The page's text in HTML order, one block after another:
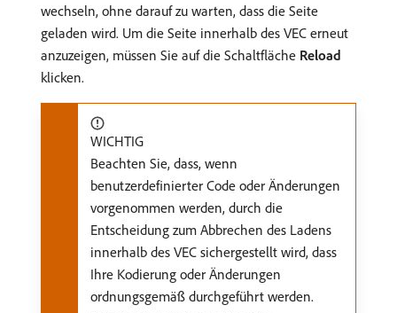
wechseln, ohne darauf zu warten, dass die Seite
geladen wird. Um die Seite innerhalb des VEC erneut
anzuzeigen, müssen Sie auf die Schaltfläche Reload
klicken.
WICHTIG
Beachten Sie, dass, wenn
benutzerdefinierter Code oder Änderungen
vorgenommen werden, durch die
Entscheidung zum Abbrechen des Ladens
innerhalb des VEC sichergestellt wird, dass
Ihre Kodierung oder Änderungen
ordnungsgemäß durchgeführt werden.